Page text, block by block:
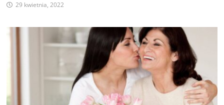
29 kwietnia, 2022